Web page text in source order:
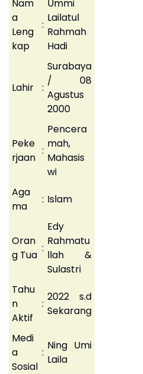
Nam
a
Leng
kap
:
Ummi
Lailatul
Rahmah
Hadi
Lahir :
Surabaya
/ 08
Agustus
2000
Peke
rjaan
:
Pencera
mah,
Mahasis
wi
Aga
ma
: Islam
Oran
g Tua
:
Edy
Rahmatu
llah &
Sulastri
Tahu
n
Aktif
:
2022 s.d
Sekarang
Medi
a
Sosial
:
Ning Umi
Laila